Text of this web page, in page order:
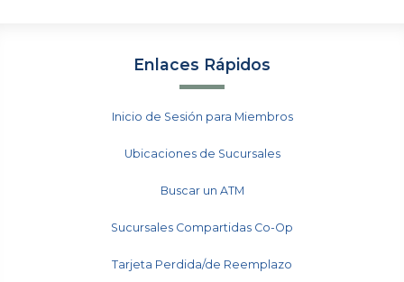
Enlaces Rápidos
Inicio de Sesión para Miembros
Ubicaciones de Sucursales
Buscar un ATM
Sucursales Compartidas Co-Op
Tarjeta Perdida/de Reemplazo